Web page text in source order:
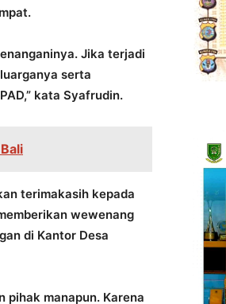
Jika terjadi
serta
kata Syafrudin.
terimakasih kepada
wewenang
di Kantor Desa
pihak manapun. Karena